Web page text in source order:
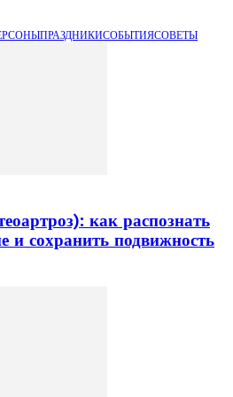
ПРАЗДНИКИСОБЫТИЯСОВЕТЫ
как распознать
и сохранить подвижность